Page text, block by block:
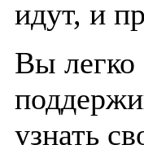
идут, и
Вы легко
узнать